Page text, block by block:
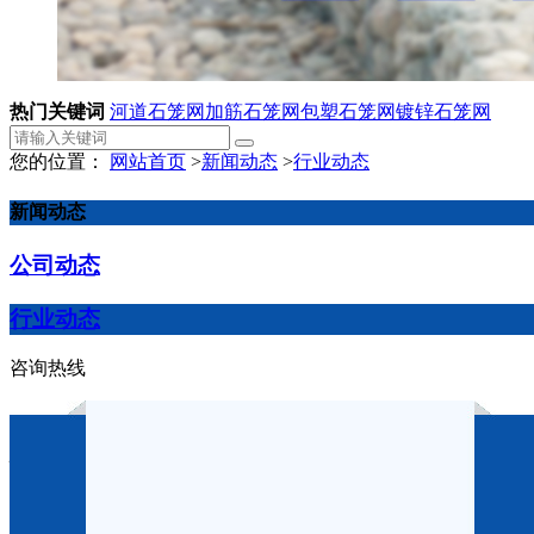
热门关键词 河道石笼网 加筋石笼网包塑石笼网镀锌石笼网
您的位置： 网站首页 >新闻动态 >行业动态
新闻动态
公司动态
行业动态
咨询热线